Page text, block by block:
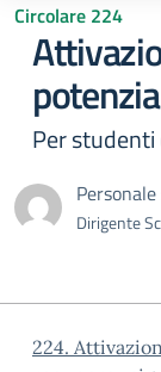
Circolare 224
Per
Dirigente
224.